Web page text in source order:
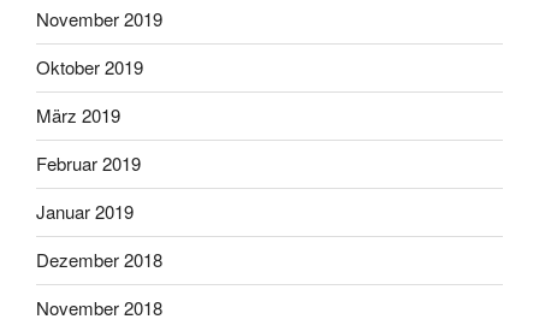
November 2019
Oktober 2019
März 2019
Februar 2019
Januar 2019
Dezember 2018
November 2018